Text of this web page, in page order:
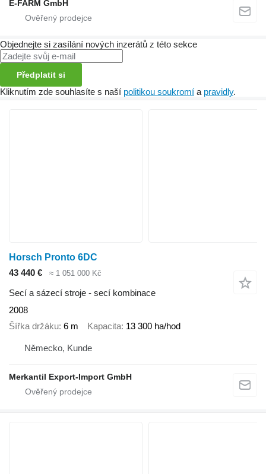
E-FARM GmbH
Objednejte si zasílání nových inzerátů z této sekce
Předplatit si
Kliknutím zde souhlasíte s naší politikou soukromí a pravidly.
Horsch Pronto 6DC
43 440 €
≈ 1 051 000 Kč
Secí a sázecí stroje - secí kombinace
2008
Šířka držáku 6 m Kapacita 13 300 ha/hod
Německo, Kunde
Merkantil Export-Import GmbH